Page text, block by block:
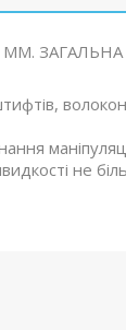
ЗАГАЛЬНА
не